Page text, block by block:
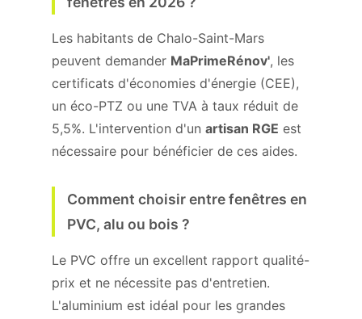
Les habitants de Chalo-Saint-Mars
peuvent demander MaPrimeRénov', les
certificats d'économies d'énergie (CEE),
un éco-PTZ ou une TVA à taux réduit de
5,5%. L'intervention d'un artisan RGE est
nécessaire pour bénéficier de ces aides.
Comment choisir entre fenêtres en
PVC, alu ou bois ?
Le PVC offre un excellent rapport qualité-
prix et ne nécessite pas d'entretien.
L'aluminium est idéal pour les grandes